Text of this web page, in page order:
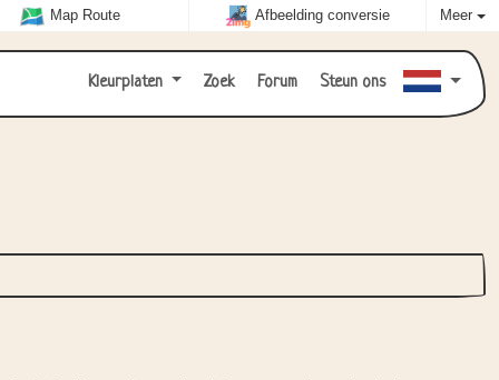
Map Route Afbeelding conversie Meer
Kleurplaten Zoek Forum Steun ons